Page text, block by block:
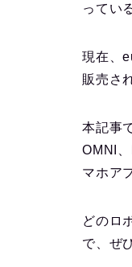
ってい
現在、
販売さ
本記事
OMNI
マホア
どのロ
で、ぜ